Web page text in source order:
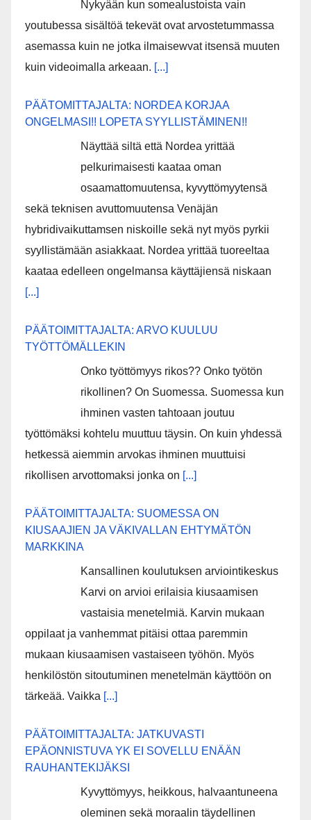
Nykyään kun somealustoista vain
youtubessa sisältöä tekevät ovat arvostetummassa
asemassa kuin ne jotka ilmaisewvat itsensä muuten
kuin videoimalla arkeaan. [...]
PÄÄTOMITTAJALTA: NORDEA KORJAA
ONGELMASI!! LOPETA SYYLLISTÄMINEN!!
Näyttää siltä että Nordea yrittää
pelkurimaisesti kaataa oman
osaamattomuutensa, kyvyttömyytensä
sekä teknisen avuttomuutensa Venäjän
hybridivaikuttamsen niskoille sekä nyt myös pyrkii
syyllistämään asiakkaat. Nordea yrittää tuoreeltaa
kaataa edelleen ongelmansa käyttäjiensä niskaan
[...]
PÄÄTOIMITTAJALTA: ARVO KUULUU
TYÖTTÖMÄLLEKIN
Onko työttömyys rikos?? Onko työtön
rikollinen? On Suomessa. Suomessa kun
ihminen vasten tahtoaan joutuu
työttömäksi kohtelu muuttuu täysin. On kuin yhdessä
hetkessä aiemmin arvokas ihminen muuttuisi
rikollisen arvottomaksi jonka on [...]
PÄÄTOIMITTAJALTA: SUOMESSA ON
KIUSAAJIEN JA VÄKIVALLAN EHTYMÄTÖN
MARKKINA
Kansallinen koulutuksen arviointikeskus
Karvi on arvioi erilaisia kiusaamisen
vastaisia menetelmiä. Karvin mukaan
oppilaat ja vanhemmat pitäisi ottaa paremmin
mukaan kiusaamisen vastaiseen työhön. Myös
henkilöstön sitoutuminen menetelmän käyttöön on
tärkeää. Vaikka [...]
PÄÄTOIMITTAJALTA: JATKUVASTI
EPÄONNISTUVA YK EI SOVELLU ENÄÄN
RAUHANTEKIJÄKSI
Kyvyttömyys, heikkous, halvaantuneena
oleminen sekä moraalin täydellinen